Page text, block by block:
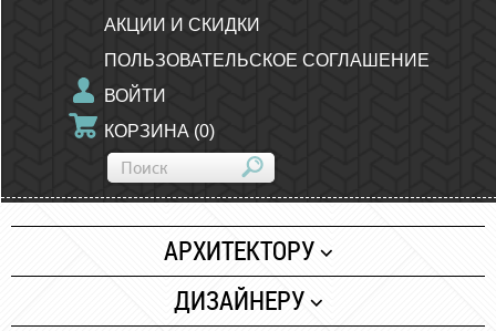
АКЦИИ И СКИДКИ
ПОЛЬЗОВАТЕЛЬСКОЕ СОГЛАШЕНИЕ
ВОЙТИ
КОРЗИНА (0)
АРХИТЕКТОРУ
Бумага
ДИЗАЙНЕРУ